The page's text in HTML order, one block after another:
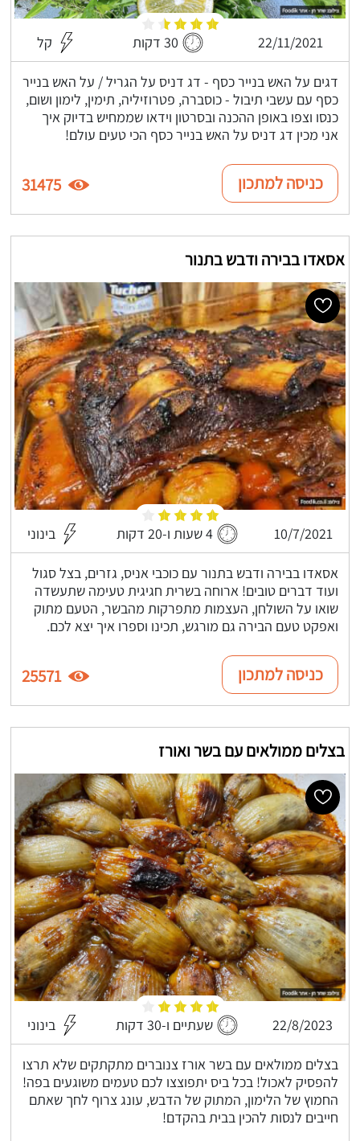
22/11/2021 30 דקות קל
דגים על האש בנייר כסף - דג דניס על הגריל / על האש בנייר
כסף עם עשבי תיבול - כוסברה, פטרוזיליה, תימין, לימון ושום,
כנסו וצפו באופן ההכנה ובסרטון וידאו שממחיש בדיוק איך
אני מכין דג דניס על האש בנייר כסף הכי טעים עולם!
כניסה למתכון 31475
אסאדו בבירה ודבש בתנור
10/7/2021 4 שעות ו-20 דקות בינוני
אסאדו בבירה ודבש בתנור עם כוכבי אניס, גזרים, בצל סגול
ועוד דברים טובים! ארוחה בשרית חגיגית טעימה שתעשדה
שואו על השולחן, העצמות מתפרקות מהבשר, הטעם מתוק
ואפקט טעם הבירה גם מורגש, תכינו וספרו איך יצא לכם.
כניסה למתכון 25571
בצלים ממולאים עם בשר ואורז
22/8/2023 שעתיים ו-30 דקות בינוני
בצלים ממולאים עם בשר אורז צנוברים מתקתקים שלא תרצו
להפסיק לאכול! בכל ביס יתפוצצו לכם טעמים משוגעים בפה!
החמוץ של הלימון, המתוק של הדבש, עונג צרוף לחך שאתם
חייבים לנסות להכין בבית בהקדם!